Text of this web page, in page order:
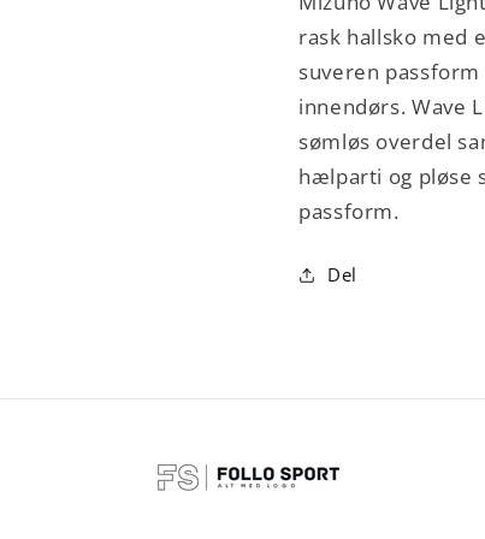
rask hallsko med
suveren
innendørs. Wave
sømløs overdel
hælparti og pløse
passform.
Del